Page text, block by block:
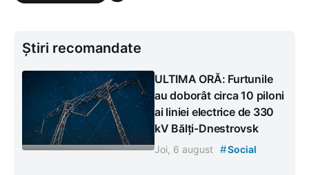
Știri recomandate
ULTIMA ORĂ: Furtunile
au doborât circa 10 piloni
ai liniei electrice de 330
kV Bălți-Dnestrovsk
Joi, 6 august #Social